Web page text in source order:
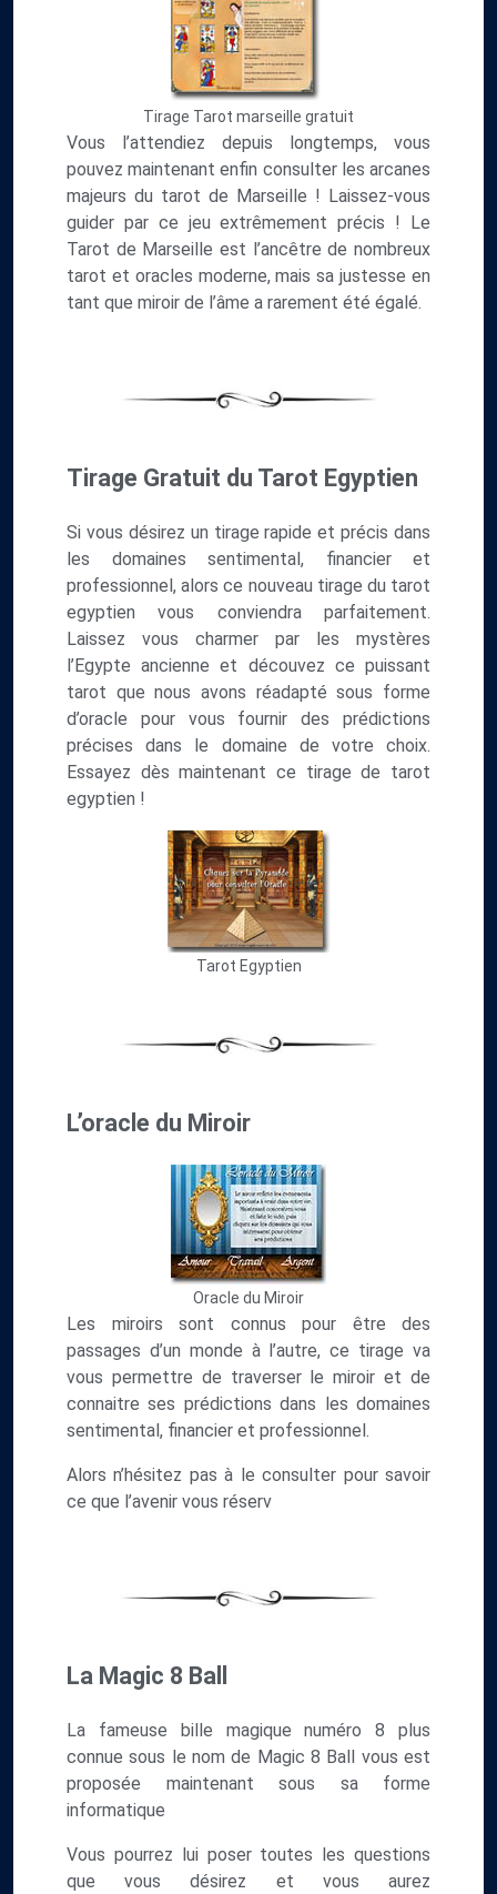
Tirage Tarot marseille gratuit
Vous l’attendiez depuis longtemps, vous
pouvez maintenant enfin consulter les arcanes
majeurs du tarot de Marseille ! Laissez-vous
guider par ce jeu extrêmement précis ! Le
Tarot de Marseille est l’ancêtre de nombreux
tarot et oracles moderne, mais sa justesse en
tant que miroir de l’âme a rarement été égalé.
Tirage Gratuit du Tarot Egyptien
Si vous désirez un tirage rapide et précis dans
les domaines sentimental, financier et
professionnel, alors ce nouveau tirage du tarot
egyptien vous conviendra parfaitement.
Laissez vous charmer par les mystères
l’Egypte ancienne et découvez ce puissant
tarot que nous avons réadapté sous forme
d’oracle pour vous fournir des prédictions
précises dans le domaine de votre choix.
Essayez dès maintenant ce tirage de tarot
egyptien !
Tarot Egyptien
L’oracle du Miroir
Oracle du Miroir
Les miroirs sont connus pour être des
passages d’un monde à l’autre, ce tirage va
vous permettre de traverser le miroir et de
connaitre ses prédictions dans les domaines
sentimental, financier et professionnel.
Alors n’hésitez pas à le consulter pour savoir
ce que l’avenir vous réserv
La Magic 8 Ball
La fameuse bille magique numéro 8 plus
connue sous le nom de Magic 8 Ball vous est
proposée maintenant sous sa forme
informatique
Vous pourrez lui poser toutes les questions
que vous désirez et vous aurez